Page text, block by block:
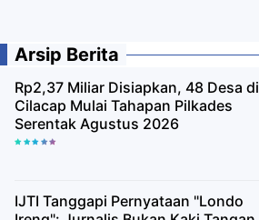
Arsip Berita
Rp2,37 Miliar Disiapkan, 48 Desa di
Cilacap Mulai Tahapan Pilkades
Serentak Agustus 2026
IJTI Tanggapi Pernyataan "Londo